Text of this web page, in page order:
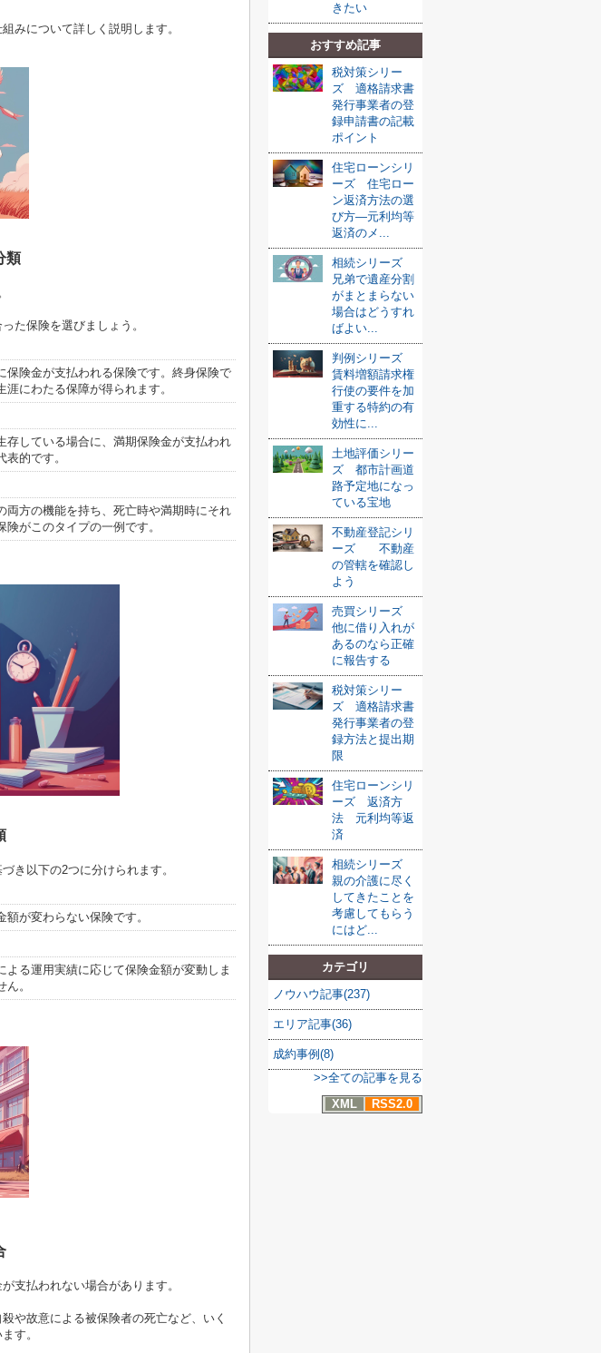
みについて詳しく説明します。
類
た保険を選びましょう。
保険金が支払われる保険です。終身保険で
にわたる保障が得られます。
存している場合に、満期保険金が支払われ
的です。
両方の機能を持ち、死亡時や満期時にそれ
がこのタイプの一例です。
き以下の2つに分けられます。
額が変わらない保険です。
よる運用実績に応じて保険金額が変動しま
。
支払われない場合があります。
や故意による被保険者の死亡など、いく
す。
きたい
おすすめ記事
税対策シリー
ズ 適格請求書
発行事業者の登
録申請書の記載
ポイント
住宅ローンシリ
ーズ 住宅ロー
ン返済方法の選
び方—元利均等
返済のメ...
相続シリーズ
兄弟で遺産分割
がまとまらない
場合はどうすれ
ばよい...
判例シリーズ
賃料増額請求権
行使の要件を加
重する特約の有
効性に...
土地評価シリー
ズ 都市計画道
路予定地になっ
ている宝地
不動産登記シリ
ーズ 不動産
の管轄を確認し
よう
売買シリーズ
他に借り入れが
あるのなら正確
に報告する
税対策シリー
ズ 適格請求書
発行事業者の登
録方法と提出期
限
住宅ローンシリ
ーズ 返済方
法 元利均等返
済
相続シリーズ
親の介護に尽く
してきたことを
考慮してもらう
にはど...
カテゴリ
ノウハウ記事(237)
エリア記事(36)
成約事例(8)
>>全ての記事を見る
XML
RSS2.0